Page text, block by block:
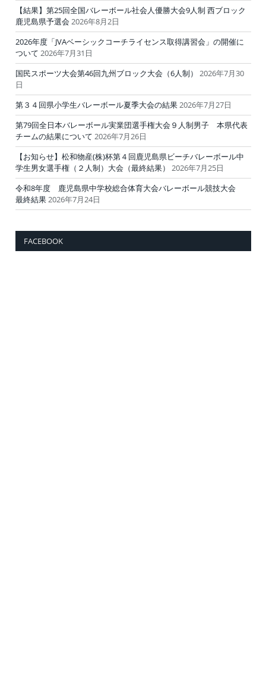
【結果】第25回全国バレーボール社会人優勝大会9人制 西ブロック
鹿児島県予選会 2026年8月2日
2026年度「JVAベーシックコーチライセンス取得講習会」の開催に
ついて 2026年7月31日
国民スポーツ大会第46回九州ブロック大会（6人制）
2026年7月30
日
第３４回県小学生バレーボール夏季大会の結果 2026年7月27日
第79回全日本バレーボール実業団選手権大会９人制男子 本県代表
チームの結果について 2026年7月26日
【お知らせ】松和物産(株)杯第４回鹿児島県ビーチバレーボール中
学生男女選手権（２人制）大会（最終結果）
2026年7月25日
令和8年度 鹿児島県中学校総合体育大会バレーボール競技大会
最終結果 2026年7月24日
FACEBOOK